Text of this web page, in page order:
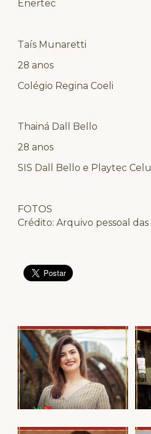
Enertec
Taís Munaretti
28 anos
Colégio Regina Coeli
Thainá Dall Bello
28 anos
SIS Dall Bello e Playtec
FOTOS
Crédito: Arquivo pessoal